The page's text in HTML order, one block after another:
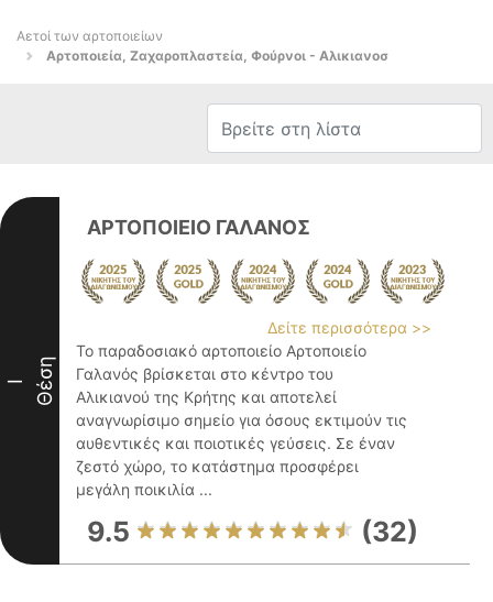
Αετοί των αρτοποιείων
Αρτοποιεία, Ζαχαροπλαστεία, Φούρνοι - Αλικιανοσ
I Θέση
ΑΡΤΟΠΟΙΕΙΟ ΓΑΛΑΝΟΣ
Δείτε περισσότερα >>
Το παραδοσιακό αρτοποιείο Αρτοποιείο
Γαλανός βρίσκεται στο κέντρο του
Αλικιανού της Κρήτης και αποτελεί
αναγνωρίσιμο σημείο για όσους εκτιμούν τις
αυθεντικές και ποιοτικές γεύσεις. Σε έναν
ζεστό χώρο, το κατάστημα προσφέρει
μεγάλη ποικιλία ...
9.5 (32)